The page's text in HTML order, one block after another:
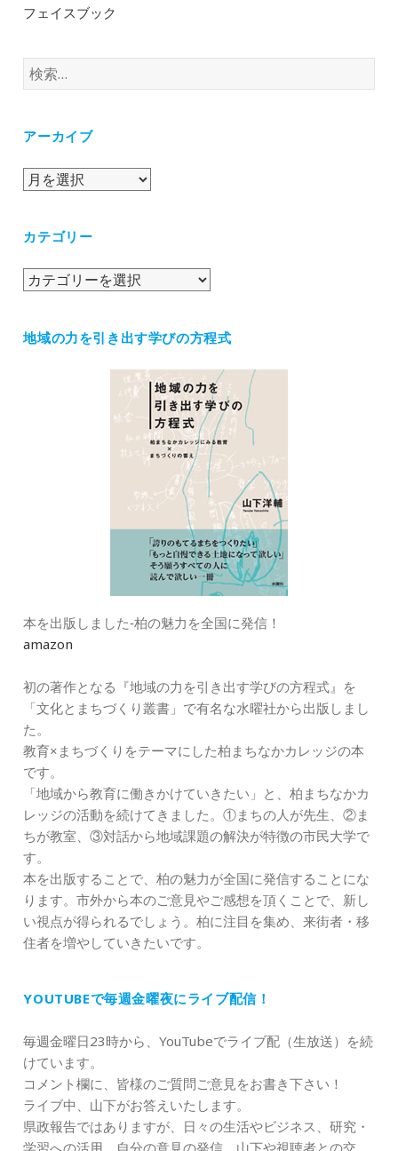
フェイスブック
検
索:
アーカイブ
ア
イ
カテゴリー
カ
リ
地域の力を引き出す学びの方程式
本を出版しました‐柏の魅力を全国に発信！
amazon
初の著作となる『地域の力を引き出す学びの方程式』を
「文化とまちづくり叢書」で有名な水曜社から出版しまし
た。
教育×まちづくりをテーマにした柏まちなかカレッジの本
です。
「地域から教育に働きかけていきたい」と、柏まちなかカ
レッジの活動を続けてきました。①まちの人が先生、②ま
ちが教室、③対話から地域課題の解決が特徴の市民大学で
す。
本を出版することで、柏の魅力が全国に発信することにな
ります。市外から本のご意見やご感想を頂くことで、新し
い視点が得られるでしょう。柏に注目を集め、来街者・移
住者を増やしていきたいです。
YOUTUBEで毎週金曜夜にライブ配信！
毎週金曜日23時から、YouTubeでライブ配（生放送）を続
けています。
コメント欄に、皆様のご質問ご意見をお書き下さい！
ライブ中、山下がお答えいたします。
県政報告ではありますが、日々の生活やビジネス、研究・